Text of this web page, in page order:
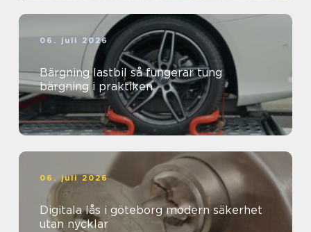
06. juli 2026
Bärgning lastbil så fungerar tung
bärgning i praktiken
06. juli 2026
Digitala lås i göteborg modern säkerhet
utan nycklar